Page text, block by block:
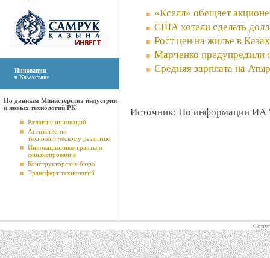
Инновации
в Казахстане
По данным Министерства индустрии
и новых технологий РК
Развитие инноваций
Агентство по
технологическому развитию
Инновационные гранты и
финансирование
Конструкторские бюро
Трансферт технологий
«Кселл» обещает
США хотели сделать
Рост цен на жилье в
Марченко предупредили
Средняя зарплата на
Источник: По информации ИА